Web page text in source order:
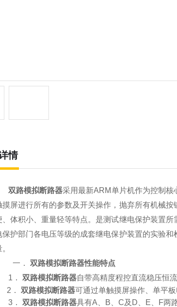
情
双路模拟断路器采用最新ARM单片机作为控制核
摸屏进行所有的参数及开关操作，抛弃所有机械
、体积小、重量轻等特点。是测试继电保护装置
保护部门各电压等级的成套继电保护装置的实验
一． 双路模拟断路器性能特点
1． 双路模拟断路器自带高精度程控直流稳压恒流
．
双路模拟断路器可通过单触摸屏操作、单平
3． 双路模拟断路器具有A B C及 D E F两